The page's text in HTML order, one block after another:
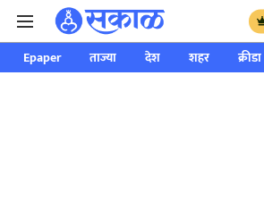
Epaper ताज्या देश शहर क्रीडा